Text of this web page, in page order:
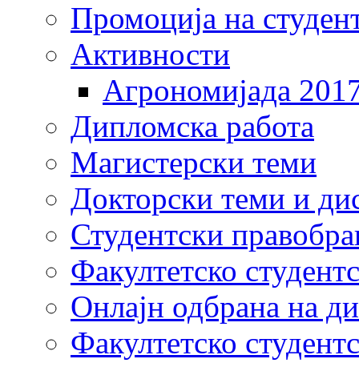
Промоција на
Активности
Агрономијада
Дипломска работа
Магистерски теми
Докторски теми и
Студентски
Факултетско
Онлајн одбрана на
Факултетско